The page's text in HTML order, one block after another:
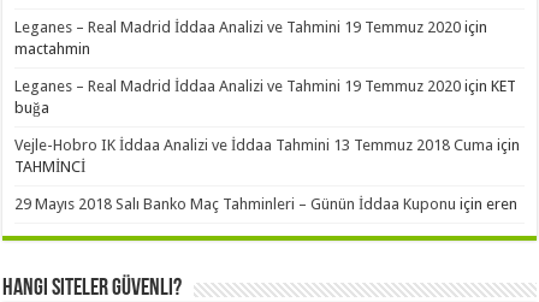
Leganes – Real Madrid İddaa Analizi ve Tahmini 19 Temmuz 2020 için
mactahmin
Leganes – Real Madrid İddaa Analizi ve Tahmini 19 Temmuz 2020 içinKET
buğa
Vejle-Hobro IK İddaa Analizi ve İddaa Tahmini 13 Temmuz 2018 Cuma için
TAHMİNCİ
29 Mayıs 2018 Salı Banko Maç Tahminleri – Günün İddaa Kuponu içineren
Hangi Siteler Güvenli?